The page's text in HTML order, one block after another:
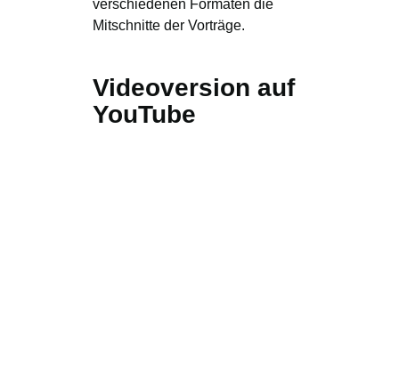
verschiedenen Formaten die
Mitschnitte der Vorträge.
Videoversion auf
YouTube